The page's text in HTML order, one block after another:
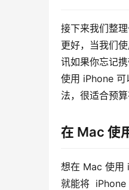
接下来我们整
更好，当我们
讯如果你忘记
使用 iPhone 可
法，很适合预
在 Mac 使
想在 Mac 使用
就能将